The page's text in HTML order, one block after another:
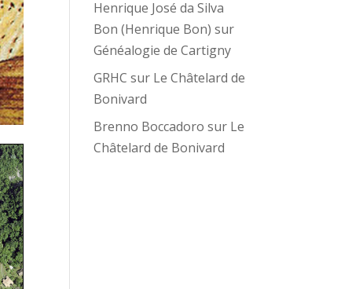
Henrique José da Silva
Bon (Henrique Bon) sur
Généalogie de Cartigny
GRHC sur Le Châtelard de
Bonivard
Brenno Boccadoro sur Le
Châtelard de Bonivard